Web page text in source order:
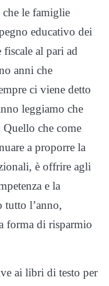
le famiglie
educativo dei
al pari ad
anni che
ci viene detto
leggiamo che
che come
a proporre la
è offrire agli
e la
tutto l’anno,
forma di risparmio
ai libri di testo per